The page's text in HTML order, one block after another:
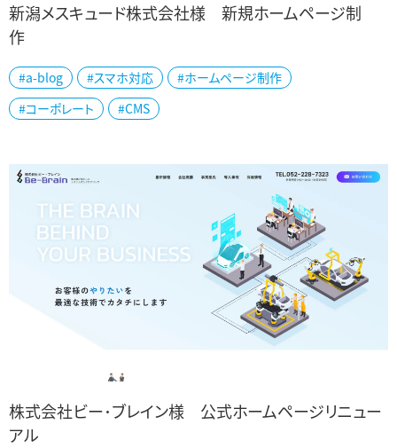
新潟を拠点に、北陸・関東・沖縄へと事業を展開されている新潟メス
キュード様の公式ホームページを制作いたしました。 同社は、有害物
質や感染性廃棄物など、多岐にわた...
新潟メスキュード株式会社様 新規ホームページ制
作
#a-blog #スマホ対応
#ホームページ制作
#コーポレート
#CMS
株式会社ビー･ブレイン様 公式ホームページリニュー
アル